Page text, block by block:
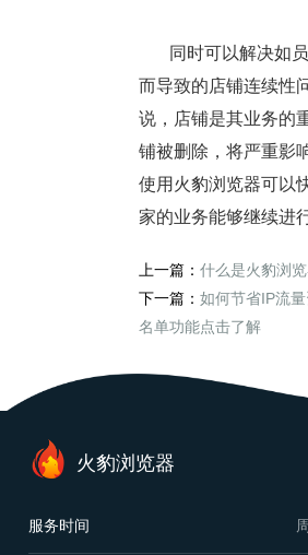
同时可以解决如员
而导致的店铺连续性
说，店铺是其业务的
铺被删除，将严重影
使用火豹浏览器可以
家的业务能够继续进行
上一篇： 什么是火豹浏
下一篇： 如何节省IP流
名单功能点击了解
服务时间
火豹浏览器